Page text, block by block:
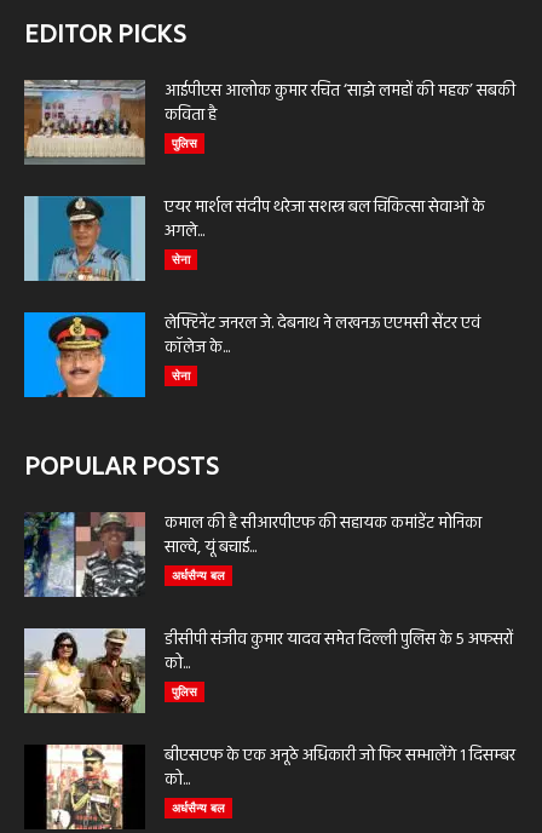
EDITOR PICKS
आईपीएस आलोक कुमार रचित ‘साझे लमहों की महक’ सबकी
कविता है
पुलिस
एयर मार्शल संदीप थरेजा सशस्त्र बल चिकित्सा सेवाओं के
अगले...
सेना
लेफ्टिनेंट जनरल जे. देबनाथ ने लखनऊ एएमसी सेंटर एवं
कॉलेज के...
सेना
POPULAR POSTS
कमाल की है सीआरपीएफ की सहायक कमांडेंट मोनिका
साल्वे, यूं बचाई...
अर्धसैन्य बल
डीसीपी संजीव कुमार यादव समेत दिल्ली पुलिस के 5 अफसरों
को...
पुलिस
बीएसएफ के एक अनूठे अधिकारी जो फिर सम्भालेंगे 1 दिसम्बर
को...
अर्धसैन्य बल